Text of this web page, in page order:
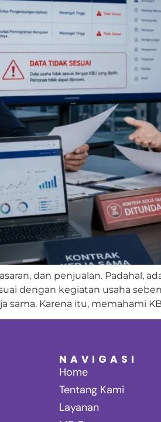
dan penjualan. Padahal,
dengan kegiatan usaha
Karena itu, memahami
NAVIGASI
Home
Tentang Kami
Layanan